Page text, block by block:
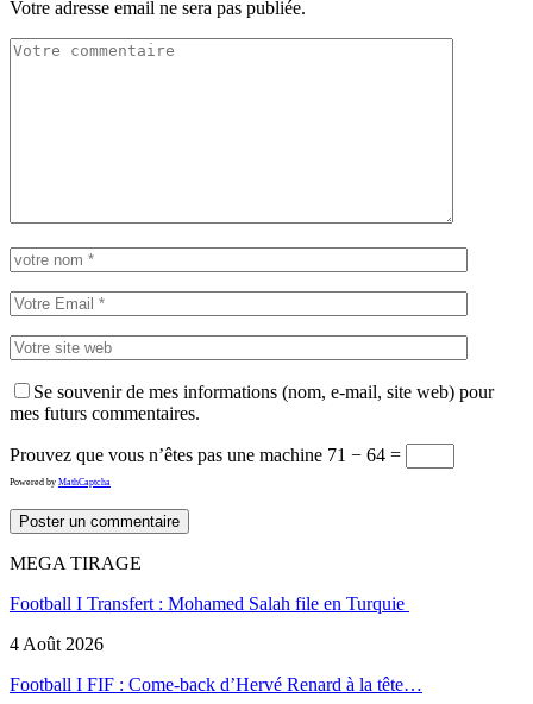
Votre adresse email ne sera pas publiée.
Se souvenir de mes informations (nom, e-mail, site web) pour
mes futurs commentaires.
Prouvez que vous n’êtes pas une machine 71 − 64 =
Powered by MathCaptcha
MEGA TIRAGE
Football I Transfert : Mohamed Salah file en Turquie
4 Août 2026
Football I FIF : Come-back d’Hervé Renard à la tête…